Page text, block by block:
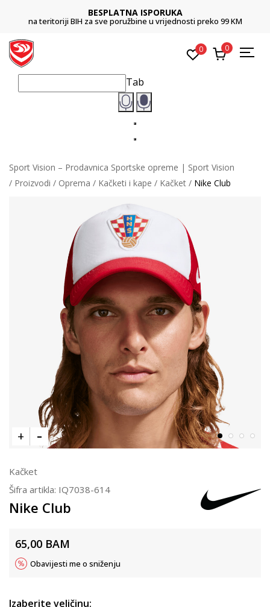
BESPLATNA ISPORUKA
na teritoriji BIH za sve poružbine u vrijednosti preko 99 KM
0 0
Tab
Sport Vision – Prodavnica Sportske opreme | Sport Vision
Proizvodi
Oprema Kačketi i kape Kačket Nike Club
Kačket
Šifra artikla: IQ7038-614
Nike Club
65,00 BAM
Obavijesti me o sniženju
Izaberite veličinu: